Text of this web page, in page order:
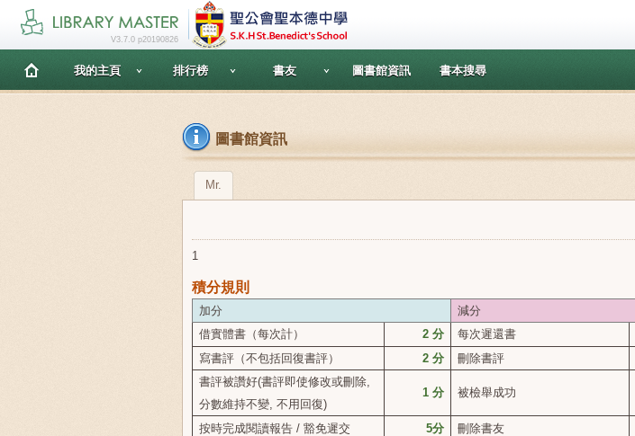
V3.7.0 p20190826
我的主頁 排行榜 書友 圖書館資訊 書本搜尋
圖書館資訊
Mr.
1
積分規則
加分
減分
借實體書（每次計）
2 分 每次遲還書
寫書評（不包括回復書評）
2 分 刪除書評
書評被讚好(書評即使修改或刪除,
分數維持不變, 不用回復)
1 分 被檢舉成功
按時完成閱讀報告/豁免遲交 5分 刪除書友